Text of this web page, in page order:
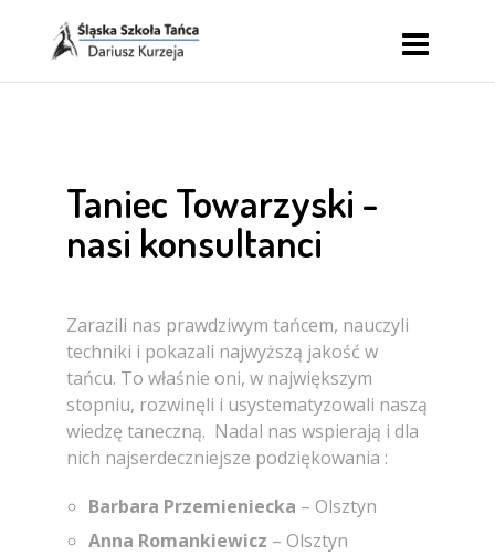
Taniec Towarzyski -
nasi konsultanci
Zarazili nas prawdziwym tańcem, nauczyli
techniki i pokazali najwyższą jakość w
tańcu. To właśnie oni, w największym
stopniu, rozwinęli i usystematyzowali naszą
wiedzę taneczną. Nadal nas wspierają i dla
nich najserdeczniejsze podziękowania :
Barbara Przemieniecka – Olsztyn
Anna Romankiewicz – Olsztyn